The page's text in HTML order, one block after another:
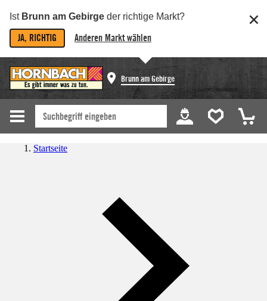
Ist Brunn am Gebirge der richtige Markt?
JA, RICHTIG Anderen Markt wählen
Brunn am Gebirge
Startseite